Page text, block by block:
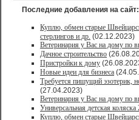
Последние добавления на сайт:
Куплю, обмен старые
стерлингов и др. (02.12.2023)
Ветеринария у Вас на дому по
Дачное строительство
Пристройки к дому
Новые идеи для бизнеса
Требуется пишущий эзотерик,
(27.04.2023)
Ветеринария у Вас на дому по
Универсальная детская
Куплю, обмен старые